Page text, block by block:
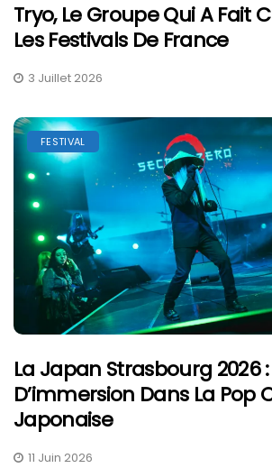
Tryo, Le Groupe Qui A Fait
Les Festivals De France
3 Juillet 2026
FESTIVAL
La Japan Strasbourg 2026
D’immersion Dans La Pop
Japonaise
11 Juin 2026